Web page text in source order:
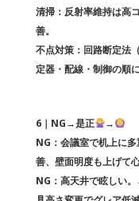
清掃：反射率維持は高
善。
不点対策：回路断定法
定器・配線・制御の順に
6｜NG→是正
→
NG：会議室で机上に
善、壁面明度も上げて
NG：高天井で眩しい